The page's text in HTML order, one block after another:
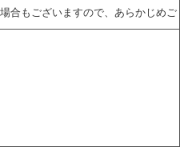
合もございますので、あらかじめご